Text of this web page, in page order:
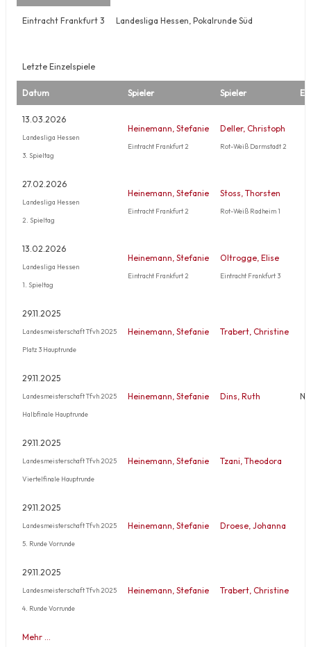
Eintracht Frankfurt 3 Landesliga Hessen, Pokalrunde Süd
Letzte Einzelspiele
Datum Spieler Spieler
13.03.2026
Landesliga Hessen
3. Spieltag
Heinemann, Stefanie
Eintracht Frankfurt 2
Deller, Christoph
Rot-Weiß Darmstadt 2
27.02.2026
Landesliga Hessen
2. Spieltag
Heinemann, Stefanie
Eintracht Frankfurt 2
Stoss, Thorsten
Rot-Weiß Radheim 1
13.02.2026
Landesliga Hessen
1. Spieltag
Heinemann, Stefanie
Eintracht Frankfurt 2
Oltrogge, Elise
Eintracht Frankfurt 3
29.11.2025
Landesmeisterschaft Tfvh 2025
Platz 3 Hauptrunde
Heinemann, Stefanie Trabert, Christine
29.11.2025
Landesmeisterschaft Tfvh 2025
Halbfinale Hauptrunde
Heinemann, Stefanie Dins, Ruth
29.11.2025
Landesmeisterschaft Tfvh 2025
Viertelfinale Hauptrunde
Heinemann, Stefanie Tzani, Theodora
29.11.2025
Landesmeisterschaft Tfvh 2025
5. Runde Vorrunde
Heinemann, Stefanie Droese, Johanna
29.11.2025
Landesmeisterschaft Tfvh 2025
4. Runde Vorrunde
Heinemann, Stefanie Trabert, Christine
Mehr …